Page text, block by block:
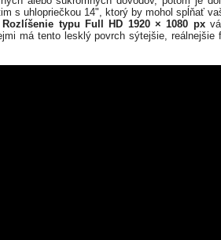
s uhlopriečkou 14", ktorý by mohol spĺňať
Rozlíšenie typu Full HD 1920 × 1080 px
má tento lesklý povrch sýtejšie, reálnejšie